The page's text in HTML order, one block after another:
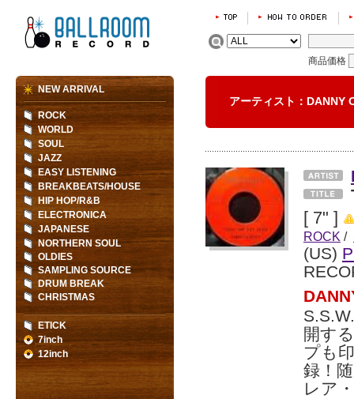
商品価格
アーティスト：
[ 7" ]
ROCK /
(US)
開す
プも
録！
レア
NEW ARRIVAL
ROCK
WORLD
SOUL
JAZZ
EASY LISTENING
BREAKBEATS/HOUSE
HIP HOP/R&B
ELECTRONICA
JAPANESE
NORTHERN SOUL
OLDIES
SAMPLING SOURCE
DRUM BREAK
CHRISTMAS
ETICK
7inch
12inch